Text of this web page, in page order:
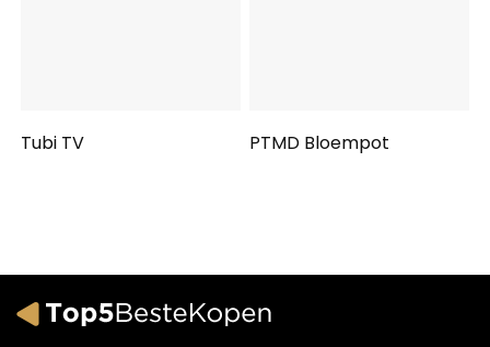
Tubi TV PTMD Bloempot